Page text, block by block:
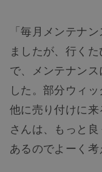
「毎月メンテナ
ましたが、行く
で、メンテナン
した。部分ウィ
他に売り付けに
さんは、もっと
あるのでよーく考